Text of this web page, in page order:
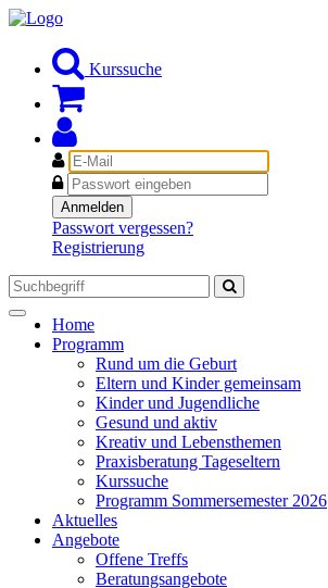
Kurssuche
E-
Mail
Passwort
Anmelden
Passwort vergessen?
Registrierung
Toggle
navigation
Home
Programm
Rund um die Geburt
Eltern und Kinder gemeinsam
Kinder und Jugendliche
Gesund und aktiv
Kreativ und Lebensthemen
Praxisberatung Tageseltern
Kurssuche
Programm Sommersemester 2026
Aktuelles
Angebote
Offene Treffs
Beratungsangebote